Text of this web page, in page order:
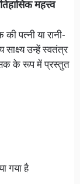
महत्त्व
पत्नी या रानी-
उन्हें स्वतंत्र
के रूप में प्रस्तुत
गया है